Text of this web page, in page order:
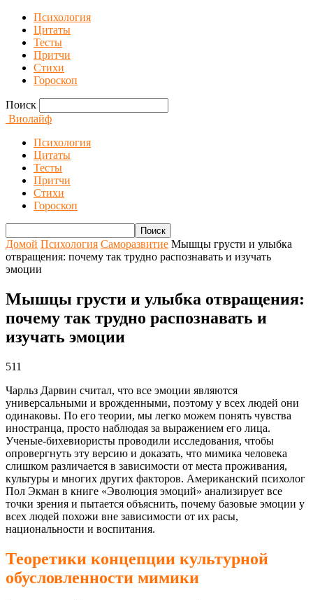
Психология
Цитаты
Тесты
Притчи
Стихи
Гороскоп
Поиск
Виолайф
Психология
Цитаты
Тесты
Притчи
Стихи
Гороскоп
Домой Психология Саморазвитие Мышцы грусти и улыбка
отвращения: почему так трудно распознавать и изучать
эмоции
Мышцы грусти и улыбка отвращения:
почему так трудно распознавать и
изучать эмоции
511
Чарльз Дарвин считал, что все эмоции являются
универсальными и врожденными, поэтому у всех людей они
одинаковы. По его теории, мы легко можем понять чувства
иностранца, просто наблюдая за выражением его лица.
Ученые-бихевиористы проводили исследования, чтобы
опровергнуть эту версию и доказать, что мимика человека
слишком различается в зависимости от места проживания,
культуры и многих других факторов. Американский психолог
Пол Экман в книге «Эволюция эмоций» анализирует все
точки зрения и пытается объяснить, почему базовые эмоции у
всех людей похожи вне зависимости от их расы,
национальности и воспитания.
Теоретики концепции культурной
обусловленности мимики